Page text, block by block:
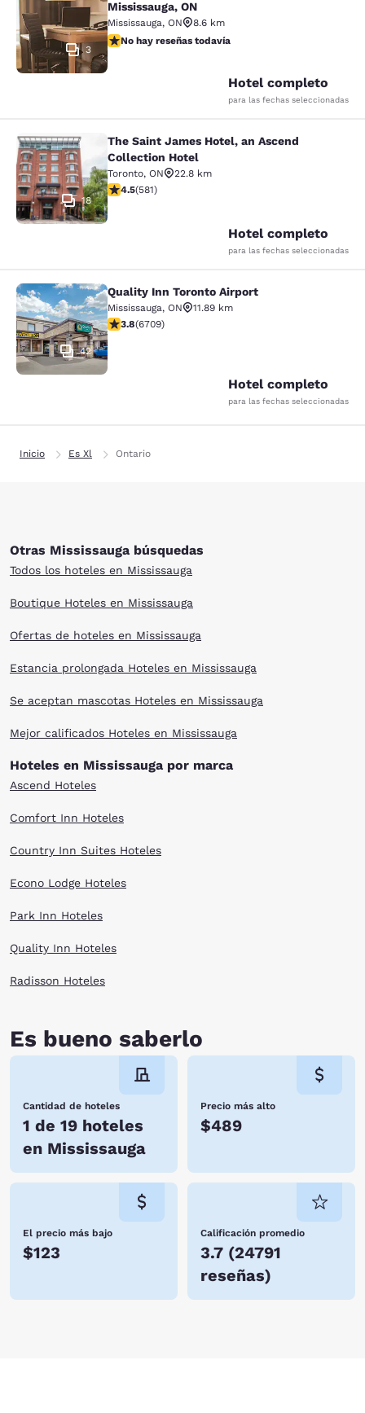
3
Mississauga, ON
Mississauga, ON
8.6 km
No hay reseñas todavía
No hay reseñas todavía
Hotel completo
para las fechas seleccionadas
The Saint James Hotel, an Ascend
18
The Saint James Hotel, an Ascend
Collection Hotel
Toronto, ON
22.8 km
calificación de 4.55 estrellas. Excelente. 581 reseñas
4.5(581)
Hotel completo
para las fechas seleccionadas
Quality Inn Toronto Airport
42
Quality Inn Toronto Airport
Mississauga, ON
11.89 km
calificación de 3.77 estrellas. Bueno. 6709 reseñas
3.8(6709)
Hotel completo
para las fechas seleccionadas
Inicio Es Xl Ontario
Otras Mississauga búsquedas
Todos los hoteles en Mississauga
Boutique Hoteles en Mississauga
Ofertas de hoteles en Mississauga
Estancia prolongada Hoteles en Mississauga
Se aceptan mascotas Hoteles en Mississauga
Mejor calificados Hoteles en Mississauga
Hoteles en Mississauga por marca
Ascend Hoteles
Comfort Inn Hoteles
Country Inn Suites Hoteles
Econo Lodge Hoteles
Park Inn Hoteles
Quality Inn Hoteles
Radisson Hoteles
Es bueno saberlo
Cantidad de hoteles
1 de 19 hoteles
en Mississauga
Precio más alto
$489
El precio más bajo
$123
Calificación promedio
3.7 (24791
reseñas)